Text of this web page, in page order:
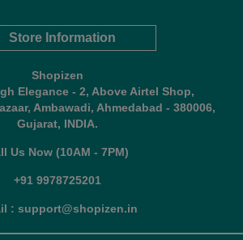
Store Information
Shopizen
Elegance - 2, Above Airtel Shop,
Ambawadi, Ahmedabad - 380006,
Gujarat, INDIA.
Us Now (10AM - 7PM)
+91 9978725201
: support@shopizen.in